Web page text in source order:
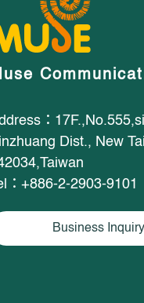
：
Dist., New
：+886-2-2903-9101
Business Inquiry